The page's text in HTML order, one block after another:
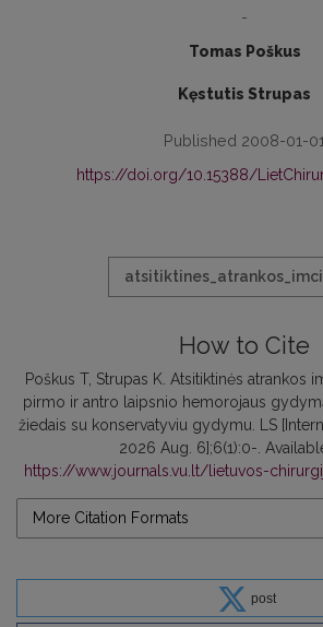
-
Tomas Poškus
Kęstutis Strupas
Published 2008-01-01
https://doi.org/10.15388/
How to Cite
Poškus T, Strupas K. Atsitiktinės atrankos
pirmo ir antro laipsnio hemorojaus
žiedais su konservatyviu gydymu. LS
2026 Aug. 6];6(1):0-.
https://www.journals.vu.lt/lietuvos-
More Citation Formats
post